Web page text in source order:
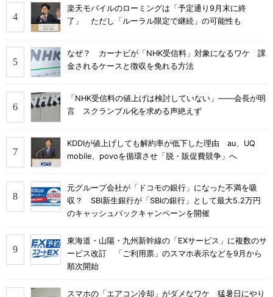
楽天モバイルのローミングは「予定通り9月末に終
了」 ただし「ルーラル限定で継続」の可能性も
なぜ？ カーナビが「NHK受信料」対象になるワケ 課
金されるケースと徴収を免れる方法
「NHK受信料の値上げは検討していない」――会長が明
言 スクランブル化を求める声絶えず
KDDIが値上げしても解約率が低下した理由 au、UQ
mobile、povoを循環させ「脱・販促費競争」へ
元グループ会社が「ドコモの銀行」になった不満を吸
収？ SBI新生銀行が「SBIの銀行」として最大5.2万円
のキャッシュバックキャンペーンを開催
東海道・山陽・九州新幹線の「EXサービス」に複数のサ
ービス改訂 「ご利用票」のスマホ表示などを9月から
順次開始
スマホの「エアコン冷却」がダメなワケ 猛暑日にやり